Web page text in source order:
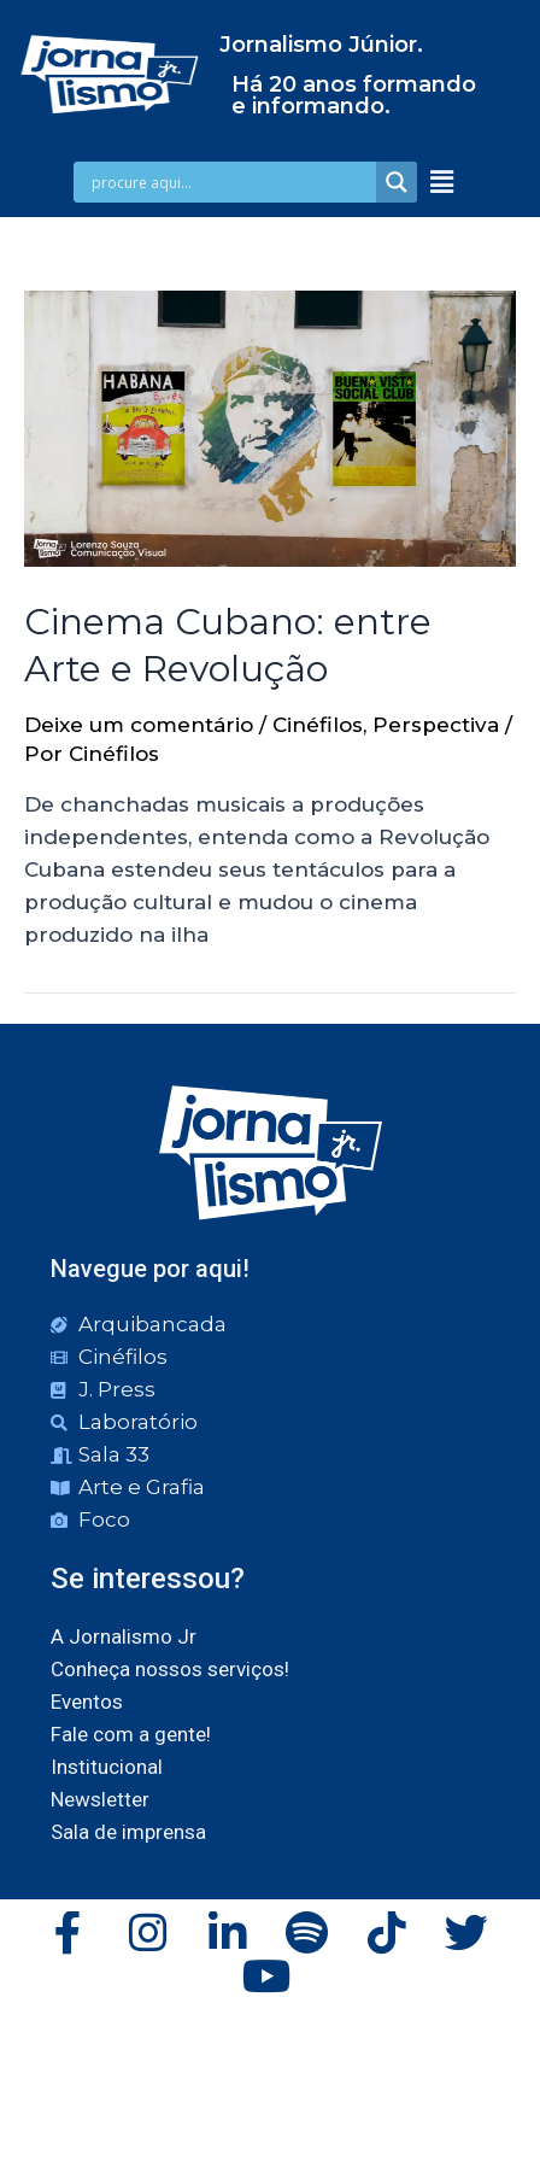
Jornalismo Júnior.
Há 20 anos formando
e informando.
Cinema Cubano: entre
Arte e Revolução
Deixe um comentário / Cinéfilos, Perspectiva /
Por Cinéfilos
De chanchadas musicais a produções
independentes, entenda como a Revolução
Cubana estendeu seus tentáculos para a
produção cultural e mudou o cinema
produzido na ilha
Navegue por aqui!
Arquibancada
Cinéfilos
J. Press
Laboratório
Sala 33
Arte e Grafia
Foco
Se interessou?
A Jornalismo Jr
Conheça nossos serviços!
Eventos
Fale com a gente!
Institucional
Newsletter
Sala de imprensa